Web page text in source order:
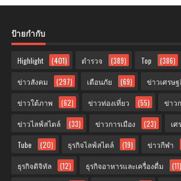
ป้ายกำกับ
Highlight (401) ตำรวจ (389) Top (386)
ข่าวสังคม (297) เตือนภัย (69) ข่าวเศรษ
ข่าวใต้ภาพ (62) ข่าวท่องเที่ยว (55) ข่าว
ข่าวไลฟ์สไตล์ (33) ข่าวการเมือง (23) เศ
Tube (20) ธุรกิจไลฟ์สไตล์ (19) ข่าวกีฬา
ธุรกิจดิจิทัล (12) ธุรกิจอาหารและเครื่องดื่ม (11)